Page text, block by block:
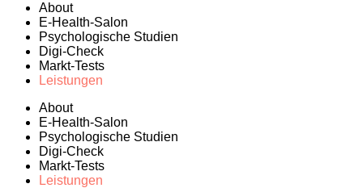
About
E-Health-Salon
Psychologische Studien
Digi-Check
Markt-Tests
Leistungen
About
E-Health-Salon
Psychologische Studien
Digi-Check
Markt-Tests
Leistungen